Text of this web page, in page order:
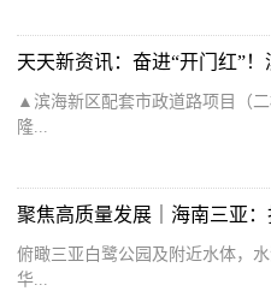
▲滨海新区配套市政道路项目（
隆...
俯瞰三亚白鹭公园及附近水体，
华...